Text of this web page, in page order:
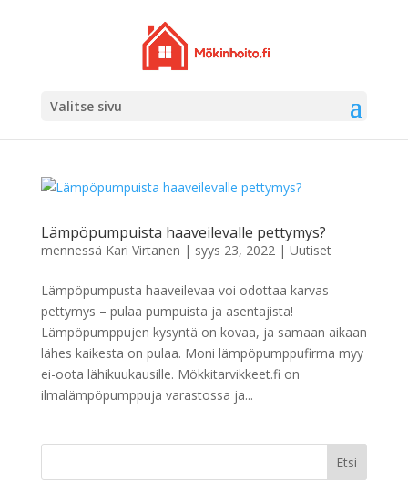
Valitse sivu
Lämpöpumpuista haaveilevalle pettymys?
mennessä Kari Virtanen | syys 23, 2022| Uutiset
Lämpöpumpusta haaveilevaa voi odottaa karvas
pettymys – pulaa pumpuista ja asentajista!
Lämpöpumppujen kysyntä on kovaa, ja samaan aikaan
lähes kaikesta on pulaa. Moni lämpöpumppufirma myy
ei-oota lähikuukausille. Mökkitarvikkeet.fi on
ilmalämpöpumppuja varastossa ja...
Etsi